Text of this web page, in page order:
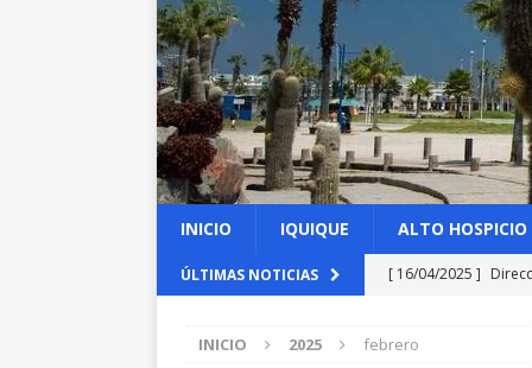
INICIO IQUIQUE ALTO HOSPICIO
ÚLTIMAS NOTICIAS [ 16/04/2025 ]
[ 16/04/2025 ]
INICIO 2025 febrero